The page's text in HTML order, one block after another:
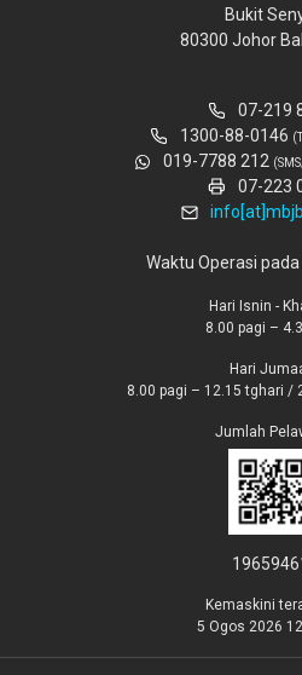
Bukit
80300 Johor
07-219
1300-88-0146
019-7788 212
07-223
Waktu Operasi
Hari Isnin -
8.00 pagi –
Hari
8.00 pagi – 12.15 tghari /
Jumlah
Kemaskini
5 Ogos 2026